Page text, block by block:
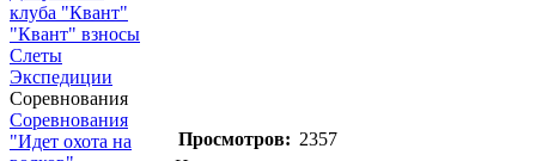
клуба "Квант"
"Квант" взносы
Слеты
Экспедиции
Соревнования
Соревнования
"Идет охота на
Просмотров: 2357